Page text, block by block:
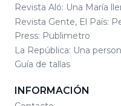
Revista Aló: Una María
Revista Gente, El País:
Press: Publimetro
La República: Una
Guía de tallas
INFORMACIÓN